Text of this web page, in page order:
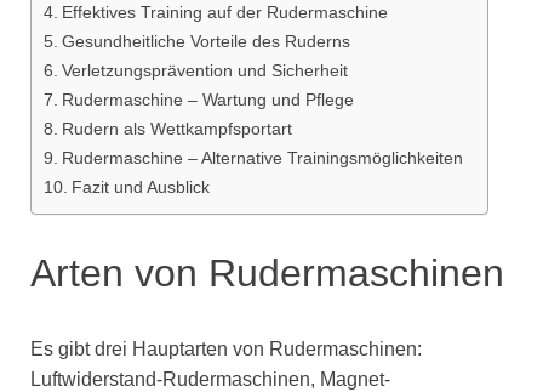
Effektives Training auf der Rudermaschine
Gesundheitliche Vorteile des Ruderns
Verletzungsprävention und Sicherheit
Rudermaschine – Wartung und Pflege
Rudern als Wettkampfsportart
Rudermaschine – Alternative Trainingsmöglichkeiten
Fazit und Ausblick
Arten von Rudermaschinen
Es gibt drei Hauptarten von Rudermaschinen:
Luftwiderstand-Rudermaschinen, Magnet-